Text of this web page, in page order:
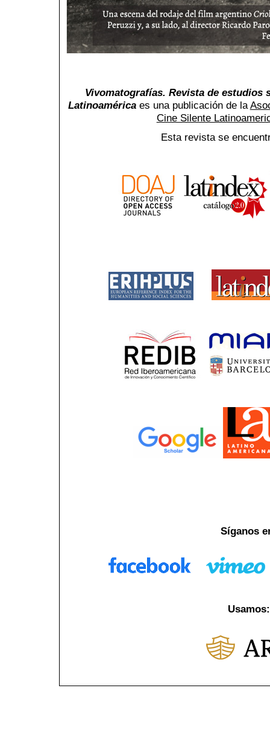
Vivomatografías. Revista de estudios
Latinoaméricaes una publicación de la
Cine Silente
Esta revista se
Síganos
Usamos: